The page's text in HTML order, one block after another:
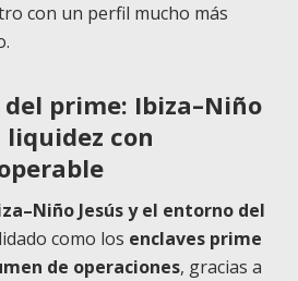
con un perfil mucho más
del prime: Ibiza–Niño
liquidez con
Jesús y el entorno del
como los enclaves prime
de operaciones, gracias a